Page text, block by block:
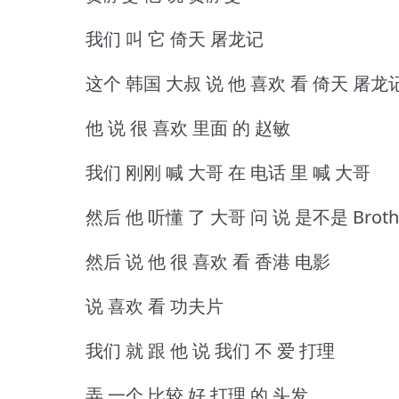
我们 叫 它 倚天 屠龙记
这个 韩国 大叔 说 他 喜欢 看 倚天 屠龙
他 说 很 喜欢 里面 的 赵敏
我们 刚刚 喊 大哥 在 电话 里 喊 大哥
然后 他 听懂 了 大哥 问 说 是不是
然后 说 他 很 喜欢 看 香港 电影
说 喜欢 看 功夫片
我们 就 跟 他 说 我们 不 爱 打理